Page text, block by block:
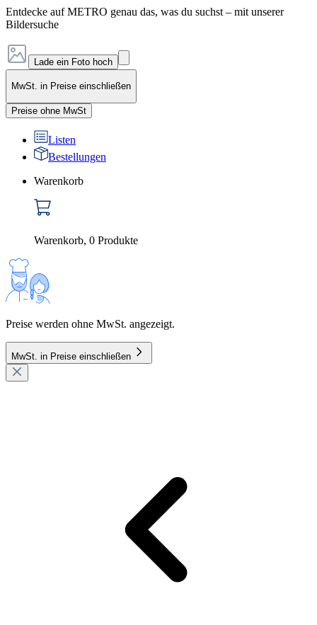
Entdecke auf METRO genau das, was du suchst – mit unserer
Bildersuche
Lade ein Foto hoch
MwSt. in Preise einschließen
Preise ohne MwSt
Listen
Bestellungen
Warenkorb
Warenkorb, 0 Produkte
Preise werden ohne MwSt. angezeigt.
MwSt. in Preise einschließen